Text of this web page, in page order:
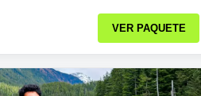
VER PAQUETE